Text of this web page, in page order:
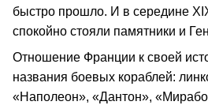
быстро прошло. И в середине
спокойно стояли памятники и
Отношение Франции к своей
названия боевых кораблей:
«Наполеон», «Дантон»,